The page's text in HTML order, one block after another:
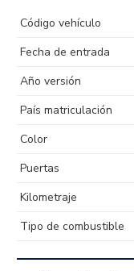
Código vehículo
Fecha de entrada
Año versión
País matriculación
Color
Puertas
Kilometraje
Tipo de combustible